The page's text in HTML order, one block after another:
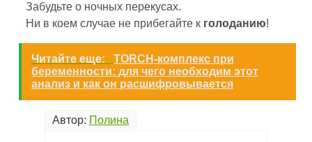
Забудьте о ночных перекусах.
Ни в коем случае не прибегайте к голоданию!
Читайте еще:
TORCH-комплекс при
беременности: для чего необходим этот
анализ и как он расшифровывается
Автор: Полина